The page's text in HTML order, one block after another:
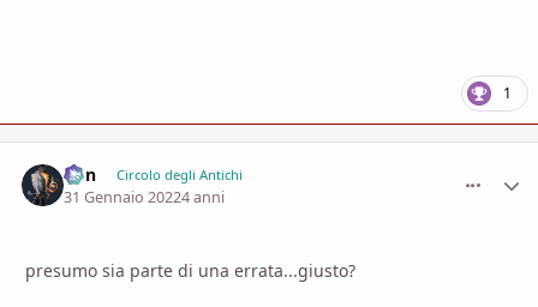
1
Von Circolo degli Antichi
31 Gennaio 20224 anni
presumo sia parte di una errata...giusto?